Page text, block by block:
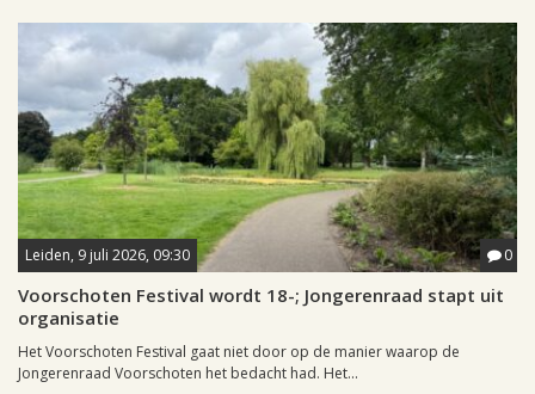
Leiden, 9 juli 2026, 09:30 0
Voorschoten Festival wordt 18-; Jongerenraad stapt uit
organisatie
Het Voorschoten Festival gaat niet door op de manier waarop de
Jongerenraad Voorschoten het bedacht had. Het...